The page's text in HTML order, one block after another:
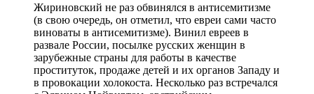
Жириновский не раз обвинялся в антисемитизме
(в свою очередь, он отметил, что евреи сами часто
виноваты в антисемитизме). Винил евреев в
развале России, посылке русских женщин в
зарубежные страны для работы в качестве
проституток, продаже детей и их органов Западу и
в провокации холокоста. Несколько раз встречался